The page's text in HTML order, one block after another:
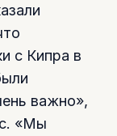
с Кипра в
важно»,
«Мы